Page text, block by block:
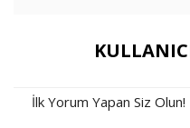
İlk Yorum Yapan Siz Olun!